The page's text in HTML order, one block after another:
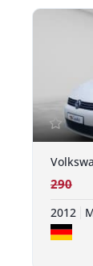
290
2012